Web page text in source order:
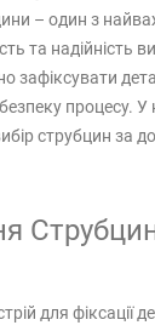
– один з
та надійність
зафіксувати
процесу.
струбцин за
для фіксації